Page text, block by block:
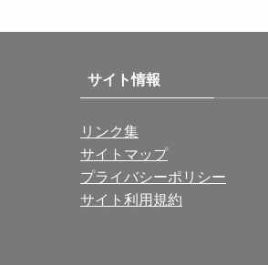
サイト情報
リンク集
サイトマップ
プライバシーポリシー
サイト利用規約